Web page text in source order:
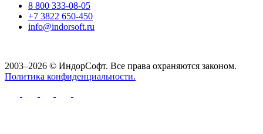
8 800 333-08-05
+7 3822 650-450
info@indorsoft.ru
2003–2026 © ИндорСофт. Все права охраняются законом.
Политика конфиденциальности.